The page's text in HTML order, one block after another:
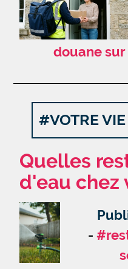
douane
#VOTRE
Quelles
d'eau chez